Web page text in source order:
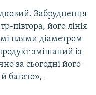
Забруднення
півтора, його лінія
плями діаметром
змішаний із
за сьогодні його
багато», –